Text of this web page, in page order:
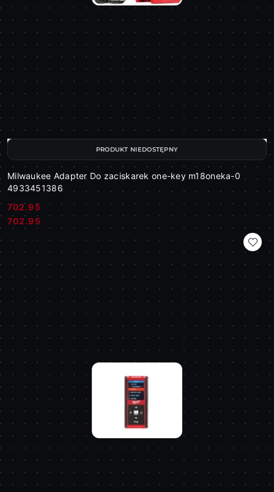
Milwaukee Adapter Do zaciskarek one-key m18oneka-0
4933451386
Cena:
702.95
Cena:
702.95
PRODUKT NIEDOSTĘPNY